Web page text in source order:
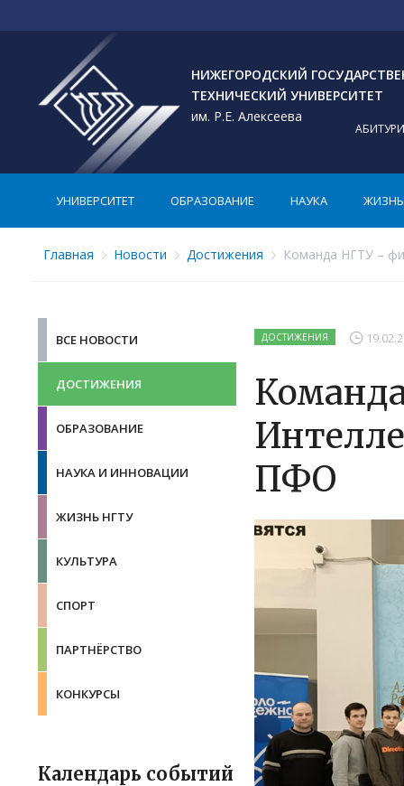
НИЖЕГОРОДСКИЙ
ТЕХНИЧЕСКИЙ УНИВЕРСИТЕТ
им. Р.Е. Алексеева
УНИВЕРСИТЕТ ОБРАЗОВАНИЕ НАУКА ЖИЗНЬ
Главная Новости Достижения Команда НГТУ –
ВСЕ НОВОСТИ
ДОСТИЖЕНИЯ
ОБРАЗОВАНИЕ
НАУКА И ИННОВАЦИИ
ЖИЗНЬ НГТУ
КУЛЬТУРА
СПОРТ
ПАРТНЁРСТВО
КОНКУРСЫ
Календарь событий
ДОСТИЖЕНИЯ
ПФО